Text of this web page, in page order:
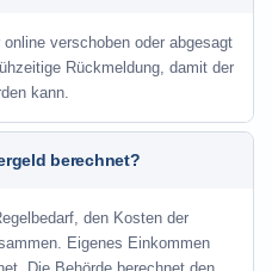
verschoben oder abgesagt
Rückmeldung, damit der
kann.
berechnet?
den Kosten der
Eigenes Einkommen